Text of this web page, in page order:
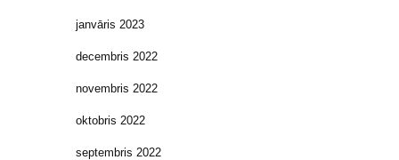
janvāris 2023
decembris 2022
novembris 2022
oktobris 2022
septembris 2022